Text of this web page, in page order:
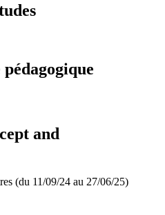
and
(du 11/09/24 au 27/06/25)